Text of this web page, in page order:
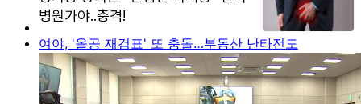
여야, '올공 재검표' 또 충돌…부동산 난타전도